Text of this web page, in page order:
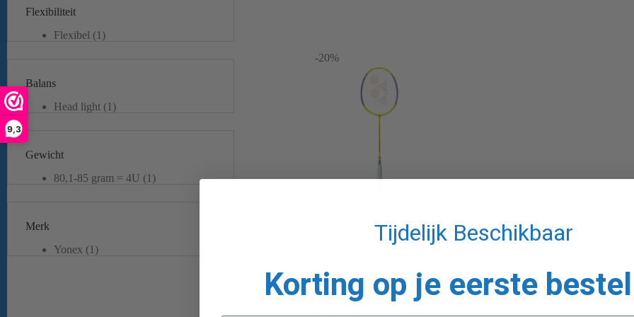
9,3
-20%
De Yonex Nanoflare 002
badmintonracket met een
head-light balans en flexibele
shaft, waardoor je snel kunt
Flexibiliteit
Flexibel (1)
Balans
Head light (1)
Gewicht
80,1-85 gram = 4U (1)
Merk
Yonex (1) Tijdelijk Beschikbaar
Korting op je eerste